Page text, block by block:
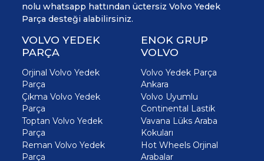
nolu whatsapp hattından üctersiz Volvo Yedek
Parça desteği alabilirsiniz.
VOLVO YEDEK
PARÇA
Orjinal Volvo Yedek
Parça
Çıkma Volvo Yedek
Parça
Toptan Volvo Yedek
Parça
Reman Volvo Yedek
Parça
ENOK GRUP
VOLVO
Volvo Yedek Parça
Ankara
Volvo Uyumlu
Continental Lastik
Vavana Lüks Araba
Kokuları
Hot Wheels Orjinal
Arabalar